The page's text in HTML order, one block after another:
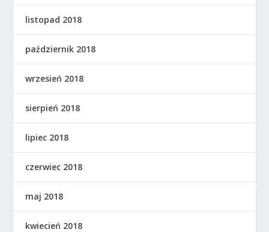
listopad 2018
październik 2018
wrzesień 2018
sierpień 2018
lipiec 2018
czerwiec 2018
maj 2018
kwiecień 2018